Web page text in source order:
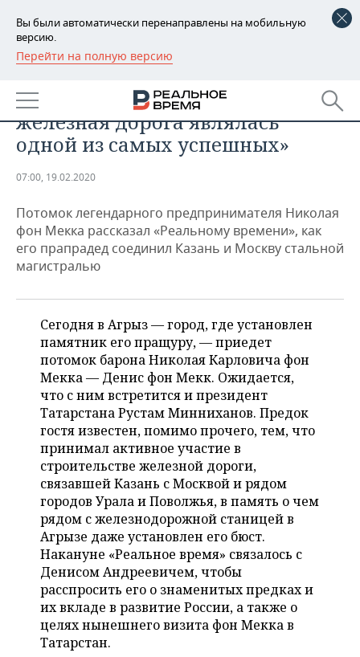
Вы были автоматически перенаправлены на мобильную
версию.
Перейти на полную версию
РЕГИОНЫ
БАШКОРТОСТАН
ТАТАРСТАН
НОВОСТИ
АНАЛИТИКА
ДЕКЛАРАЦИИ О ДОХОДАХ
КОРОЛИ ГОСЗАКАЗА ПФО
ВУЗЫ ТАТАРСТАНА
КОМУ ПРИНАДЛЕЖАТ
ТОРГОВЫЕ ЦЕНТРЫ
ТАТАРСТАНА
НОВОСТИ ЭКОНОМИКИ
ФИНАНСЫ
БАНКИ
БЮДЖЕТ
ИНВЕСТИЦИИ
ПРОМЫШЛЕННОСТЬ
НОВОСТИ
ПРОМЫШЛЕННОСТИ
МАШИНОСТРОЕНИЕ
НЕФТЕХИМИЯ
НЕФТЬ
ОПК
ЭНЕРГЕТИКА
НЕДВИЖИМОСТЬ
НОВОСТИ НЕДВИЖИМОСТИ
НОВОСТИ АВТО
БИЗНЕС
НОВОСТИ БИЗНЕСА
РОЗНИЧНАЯ ТОРГОВЛЯ
ТРАНСПОРТ
УСЛУГИ
ТЕХНОЛОГИИ
НОВОСТИ ТЕХНОЛОГИЙ
МЕДИА
ТЕЛЕКОММУНИКАЦИИ
МЕРОПРИЯТИЯ
НОВОСТИ МЕРОПРИЯТИЙ
ВЫЕЗДНАЯ РЕДАКЦИЯ
БИЗНЕС-БРАНЧИ
ONLINE-КОНФЕРЕНЦИИ
ОТКРЫТАЯ ЛЕКЦИЯ
СПОРТ
НОВОСТИ СПОРТА
ФУТБОЛ
ХОККЕЙ
БАСКЕТБОЛ
ВОЛЕЙБОЛ
КИБЕРСПОРТ
ОБЩЕСТВО
НОВОСТИ ОБЩЕСТВА
ВЛАСТЬ
ИНФРАСТРУКТУРА
ИСТОРИЯ
КУЛЬТУРА
ФОТОГАЛЕРЕЯ
СЮЖЕТЫ
СПРАВОЧНИК
СПИСОК ПЕРСОН
СПИСОК КОМПАНИЙ
ПОЛНАЯ ВЕРСИЯ
Денис фон Мекк: «Казанская
железная дорога являлась
одной из самых успешных»
07:00, 19.02.2020
Потомок легендарного предпринимателя Николая
фон Мекка рассказал «Реальному времени», как
его прапрадед соединил Казань и Москву стальной
магистралью
Сегодня в Агрыз — город, где установлен
памятник его пращуру, — приедет
потомок барона Николая Карловича фон
Мекка — Денис фон Мекк. Ожидается,
что с ним встретится и президент
Татарстана Рустам Минниханов. Предок
гостя известен, помимо прочего, тем, что
принимал активное участие в
строительстве железной дороги,
связавшей Казань с Москвой и рядом
городов Урала и Поволжья, в память о чем
рядом с железнодорожной станицей в
Агрызе даже установлен его бюст.
Накануне «Реальное время» связалось с
Денисом Андреевичем, чтобы
расспросить его о знаменитых предках и
их вкладе в развитие России, а также о
целях нынешнего визита фон Мекка в
Татарстан.